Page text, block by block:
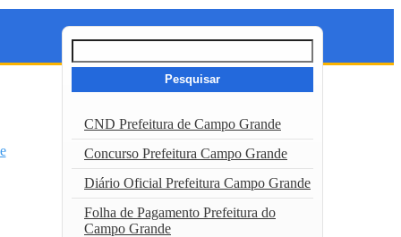
Pesquisar
por:
CND Prefeitura de Campo Grande
Concurso Prefeitura Campo Grande
Diário Oficial Prefeitura Campo Grande
Folha de Pagamento Prefeitura do
Campo Grande